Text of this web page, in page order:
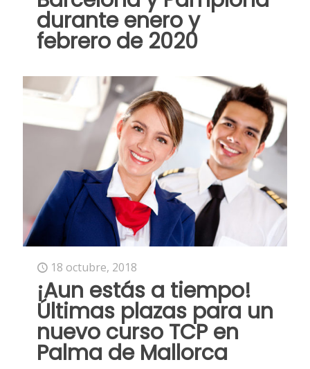
durante enero y
febrero de 2020
18 octubre, 2018
¡Aun estás a tiempo!
Últimas plazas para un
nuevo curso TCP en
Palma de Mallorca